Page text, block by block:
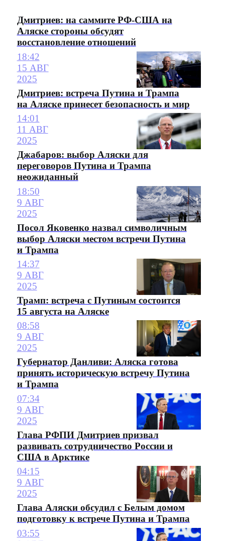
Дмитриев: на саммите РФ-США на
Аляске стороны обсудят
восстановление отношений
18:42
15 АВГ
2025
Дмитриев: встреча Путина и Трампа
на Аляске принесет безопасность и мир
14:01
11 АВГ
2025
Джабаров: выбор Аляски для
переговоров Путина и Трампа
неожиданный
18:50
9 АВГ
2025
Посол Яковенко назвал символичным
выбор Аляски местом встречи Путина
и Трампа
14:37
9 АВГ
2025
Трамп: встреча с Путиным состоится
15 августа на Аляске
08:58
9 АВГ
2025
Губернатор Данливи: Аляска готова
принять историческую встречу Путина
и Трампа
07:34
9 АВГ
2025
Глава РФПИ Дмитриев призвал
развивать сотрудничество России и
США в Арктике
04:15
9 АВГ
2025
Глава Аляски обсудил с Белым домом
подготовку к встрече Путина и Трампа
03:55